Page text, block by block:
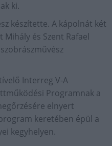
ki.
készítette. A kápolnát két
és Szent Rafael
Interreg V-A
Programnak a
elnyert
keretében épül a
kegyhelyen.